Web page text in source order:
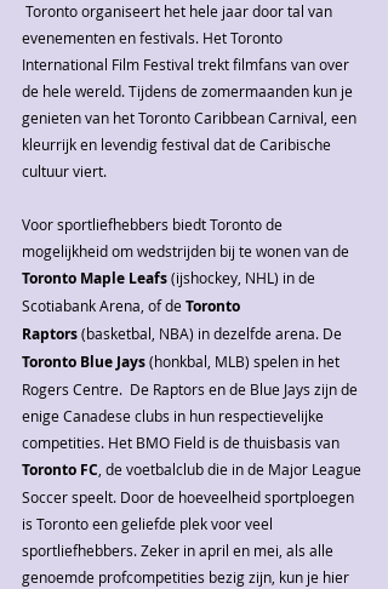
Toronto organiseert het hele jaar door tal van
evenementen en festivals. Het Toronto
International Film Festival trekt filmfans van over
de hele wereld. Tijdens de zomermaanden kun je
genieten van het Toronto Caribbean Carnival, een
kleurrijk en levendig festival dat de Caribische
cultuur viert.
Voor sportliefhebbers biedt Toronto de
mogelijkheid om wedstrijden bij te wonen van de
Toronto Maple Leafs (ijshockey, NHL) in de
Scotiabank Arena, of de Toronto
Raptors (basketbal, NBA) in dezelfde arena. De
Toronto Blue Jays (honkbal, MLB) spelen in het
Rogers Centre.  De Raptors en de Blue Jays zijn de
enige Canadese clubs in hun respectievelijke
competities. Het BMO Field is de thuisbasis van
Toronto FC, de voetbalclub die in de Major League
Soccer speelt. Door de hoeveelheid sportploegen
is Toronto een geliefde plek voor veel
sportliefhebbers. Zeker in april en mei, als alle
genoemde profcompetities bezig zijn, kun je hier